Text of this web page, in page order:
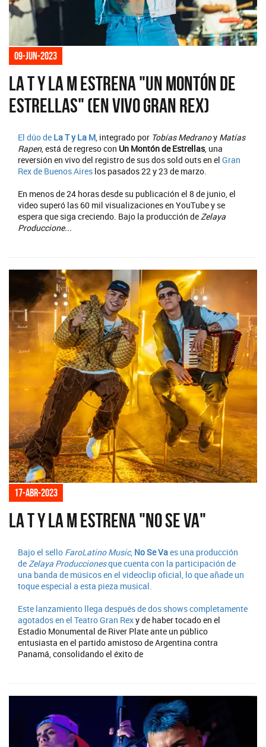
09-jun-2023
La T y La M estrena "Un montón de
estrellas" (En vivo Gran Rex)
El dúo de La T y La M, integrado por Tobías Medranoy Matías
Rapen, está de regreso con Un Montón de Estrellas, una
reversión en vivo del registro de sus dos sold outs en el Gran
Rex de Buenos Aires los pasados 22 y 23 de marzo.
En menos de 24 horas desde su publicación el 8 de junio, el
video superó las 60 mil visualizaciones en YouTube y se
espera que siga creciendo. Bajo la producción deZelaya
Produccione...
17-abr-2023
La T y La M estrena "No se va"
Bajo el sello FaroLatino Music, No Se Vaes una producción
deZelaya Produccionesque cuenta con la participación de
una banda de músicos en el videoclip oficial, lo que añade un
toque especial a esta pieza musical.
Este lanzamiento llega después de dos shows completamente
agotados en el Teatro Gran Rexy de haber tocado en el
Estadio Monumental de River Plate ante un público
entusiasta en el partido amistoso de Argentina contra
Panamá, consolidando el éxito de